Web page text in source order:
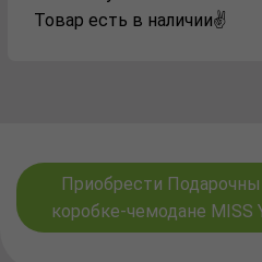
Товар есть в наличии✌️
Приобрести
коробке-чемодане MISS